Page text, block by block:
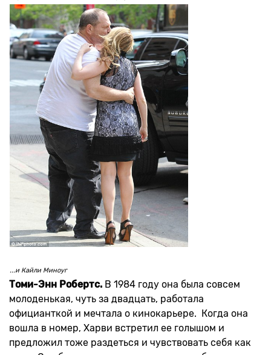
...и Кайли Миноуг
Томи-Энн Робертс. В 1984 году она была совсем
молоденькая, чуть за двадцать, работала
официанткой и мечтала о кинокарьере. Когда она
вошла в номер, Харви встретил ее голышом и
предложил тоже раздеться и чувствовать себя как